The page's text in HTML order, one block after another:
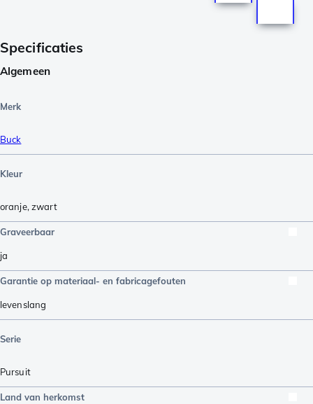
Specificaties
Algemeen
Merk
Buck
Kleur
oranje,zwart
Graveerbaar
ja
Garantie op materiaal- en fabricagefouten
levenslang
Serie
Pursuit
Land van herkomst